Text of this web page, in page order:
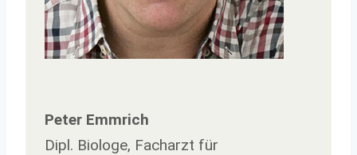
Peter Emmrich
Dipl. Biologe, Facharzt für